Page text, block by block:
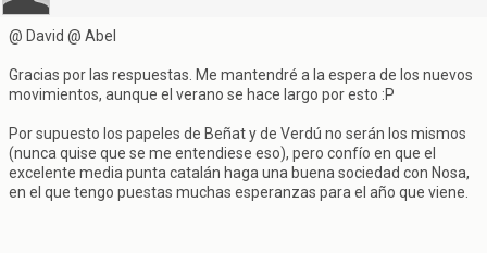
@ David @ Abel
Gracias por las respuestas. Me mantendré a la espera de los nuevos
movimientos, aunque el verano se hace largo por esto :P
Por supuesto los papeles de Beñat y de Verdú no serán los mismos
(nunca quise que se me entendiese eso), pero confío en que el
excelente media punta catalán haga una buena sociedad con Nosa,
en el que tengo puestas muchas esperanzas para el año que viene.